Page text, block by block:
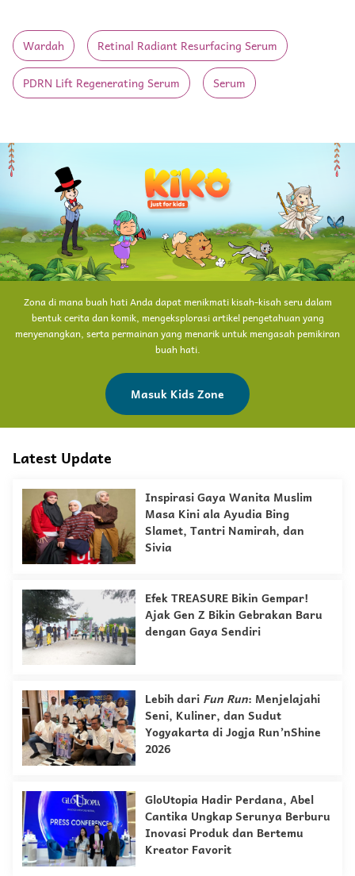
Wardah Retinal Radiant Resurfacing Serum
PDRN Lift Regenerating Serum Serum
Zona di mana buah hati Anda dapat menikmati kisah-kisah seru dalam
bentuk cerita dan komik, mengeksplorasi artikel pengetahuan yang
menyenangkan, serta permainan yang menarik untuk mengasah pemikiran
buah hati.
Masuk Kids Zone
Latest Update
Inspirasi Gaya Wanita Muslim
Masa Kini ala Ayudia Bing
Slamet, Tantri Namirah, dan
Sivia
Efek TREASURE Bikin Gempar!
Ajak Gen Z Bikin Gebrakan Baru
dengan Gaya Sendiri
Lebih dari Fun Run: Menjelajahi
Seni, Kuliner, dan Sudut
Yogyakarta di Jogja Run’nShine
2026
GloUtopia Hadir Perdana, Abel
Cantika Ungkap Serunya Berburu
Inovasi Produk dan Bertemu
Kreator Favorit